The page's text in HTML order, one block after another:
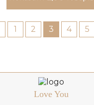
1 2 3 4 5
Love You